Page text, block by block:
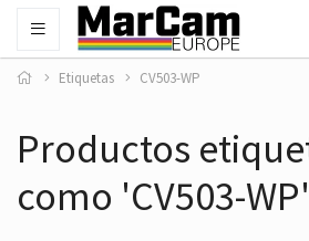
Etiquetas CV503-WP
Productos
como 'CV503-WP'